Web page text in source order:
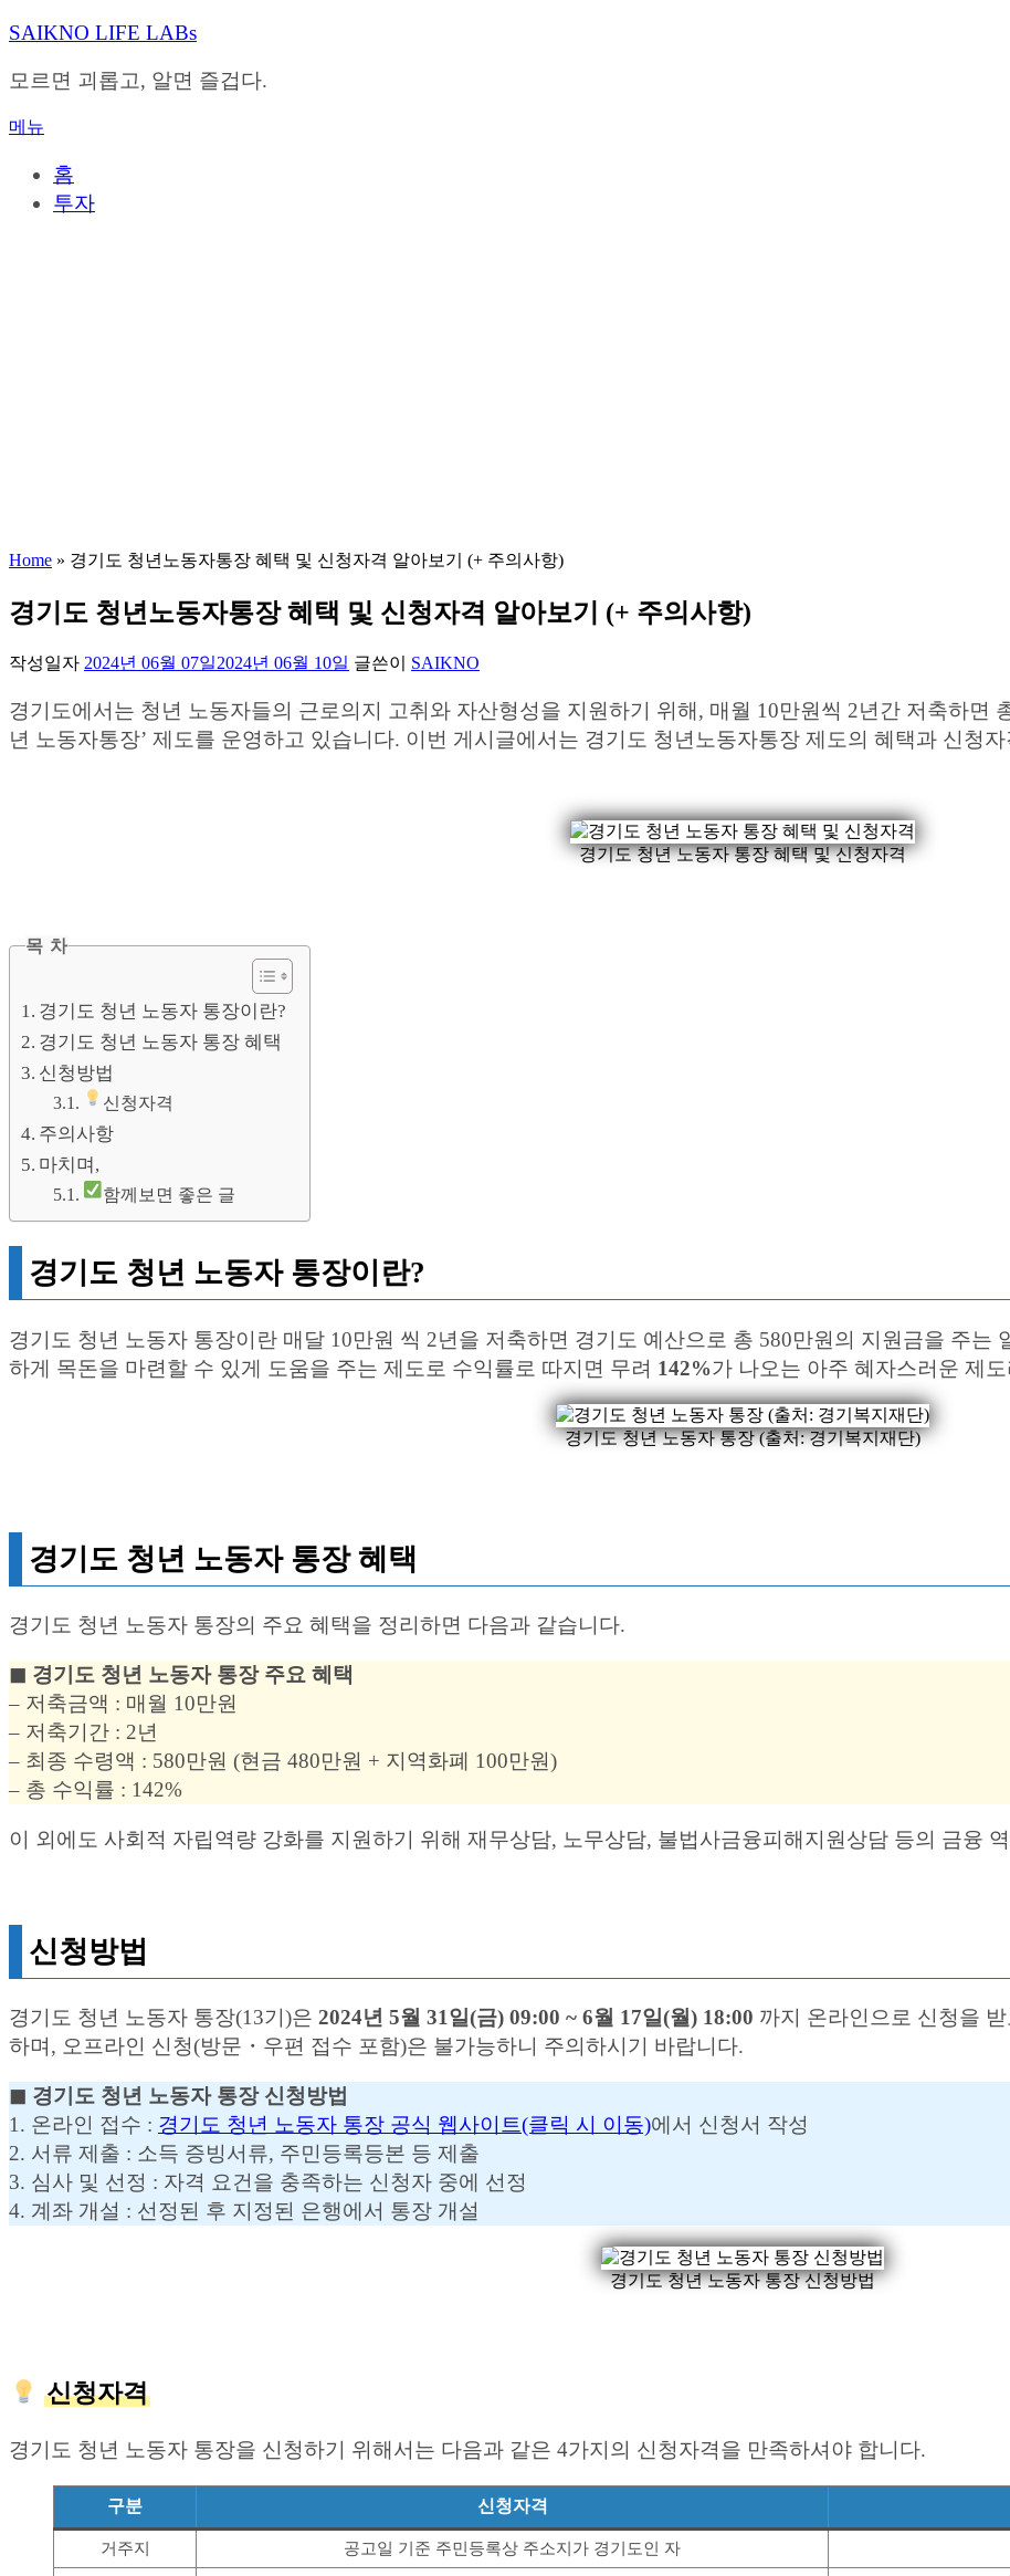
내
으
바
SAIKNO LIFE LABs
모르면 괴롭고, 알면 즐겁다.
메뉴
홈
투자
Home » 경기도 청년노동자통장 혜택 및 신청자격 알아보기 (+ 주의사항)
경기도 청년노동자통장 혜택 및 신청자격 알아보기 (+ 주의사항)
작성일자 2024년 06월 07일2024년 06월 10일 글쓴이 SAIKNO
경기도에서는 청년 노동자들의 근로의지 고취와 자산형성을 지원하기 위해, 매월 10만원씩 2년간 저축하면
년 노동자통장’ 제도를 운영하고 있습니다. 이번 게시글에서는 경기도 청년노동자통장 제도의 혜택과 신청
경기도 청년 노동자 통장 혜택 및 신청자격
목 차
경기도 청년 노동자 통장이란?
경기도 청년 노동자 통장 혜택
신청방법
신청자격
주의사항
마치며,
함께보면 좋은 글
경기도 청년 노동자 통장이란?
경기도 청년 노동자 통장이란 매달 10만원 씩 2년을 저축하면 경기도 예산으로 총 580만원의 지원금을 주는
하게 목돈을 마련할 수 있게 도움을 주는 제도로 수익률로 따지면 무려 142%가 나오는 아주 혜자스러운 제
경기도 청년 노동자 통장 (출처: 경기복지재단)
경기도 청년 노동자 통장 혜택
경기도 청년 노동자 통장의 주요 혜택을 정리하면 다음과 같습니다.
◼︎ 경기도 청년 노동자 통장 주요 혜택
– 저축금액 : 매월 10만원
– 저축기간 : 2년
– 최종 수령액 : 580만원 (현금 480만원 + 지역화폐 100만원)
– 총 수익률 : 142%
이 외에도 사회적 자립역량 강화를 지원하기 위해 재무상담, 노무상담, 불법사금융피해지원상담 등의 금융
신청방법
경기도 청년 노동자 통장(13기)은 2024년 5월 31일(금) 09:00 ~ 6월 17일(월) 18:00 까지 온라인으로 신청을
하며, 오프라인 신청(방문・우편 접수 포함)은 불가능하니 주의하시기 바랍니다.
◼︎ 경기도 청년 노동자 통장 신청방법
1. 온라인 접수 : 경기도 청년 노동자 통장 공식 웹사이트(클릭 시 이동)에서 신청서 작성
2. 서류 제출 : 소득 증빙서류, 주민등록등본 등 제출
3. 심사 및 선정 : 자격 요건을 충족하는 신청자 중에 선정
4. 계좌 개설 : 선정된 후 지정된 은행에서 통장 개설
경기도 청년 노동자 통장 신청방법
신청자격
경기도 청년 노동자 통장을 신청하기 위해서는 다음과 같은 4가지의 신청자격을 만족하셔야 합니다.
구분 신청자격
거주지 공고일 기준 주민등록상 주소지가 경기도인 자